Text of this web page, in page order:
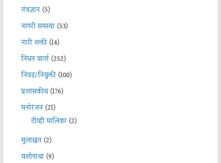
तंत्रज्ञान(5)
नागरी समस्या(53)
नारी शक्ती(14)
निधन वार्ता(252)
निवड/नियुक्ती(100)
प्रशासकीय(176)
मनोरंजन(21)
टीव्ही मालिका(2)
मुलाखत(2)
यशोगाथा(9)